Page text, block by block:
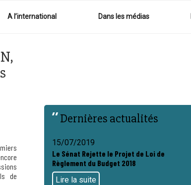
A l’international Dans les médias
de
Dernières actualités
15/07/2019
Le Sénat Rejette le Projet de Loi de
Règlement du Budget 2018
Lire la suite